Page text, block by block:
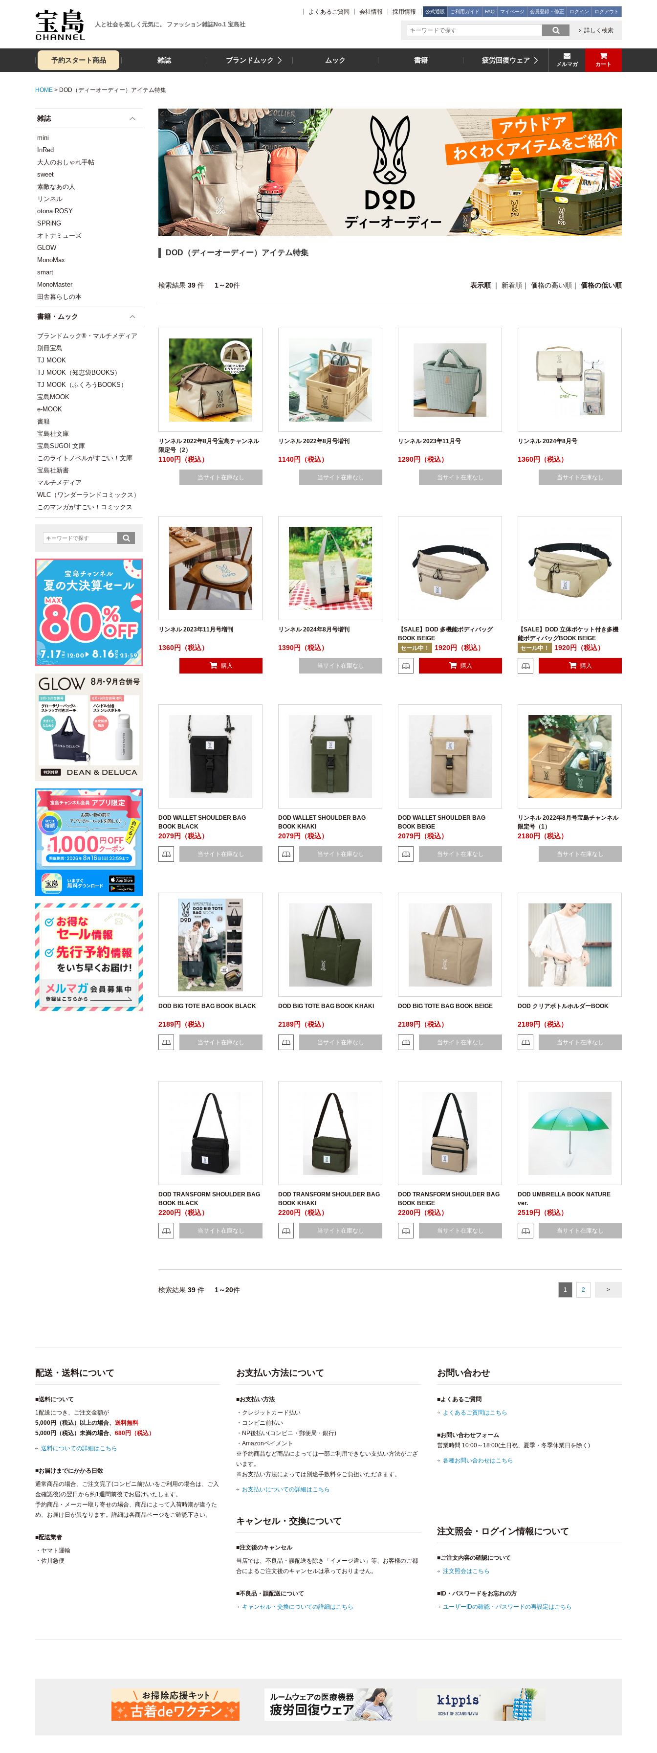
人と社会を楽しく元気に。 ファッション雑誌No.1 宝島社
よくあるご質問 会社情報 採用情報 公式通販 ご利用ガイド FAQ マイページ 会員登録・修正 ログイン ログアウト
詳しく検索
予約スタート商品 雑誌 ブランドムック ムック 書籍 疲労回復ウェア メルマガ カート
HOME > DOD（ディーオーディー）アイテム特集
雑誌
mini
InRed
大人のおしゃれ手帖
sweet
素敵なあの人
リンネル
otona ROSY
SPRiNG
オトナミューズ
GLOW
MonoMax
smart
MonoMaster
田舎暮らしの本
書籍・ムック
ブランドムック®・マルチメディア
別冊宝島
TJ MOOK
TJ MOOK（知恵袋BOOKS）
TJ MOOK（ふくろうBOOKS）
宝島MOOK
e-MOOK
書籍
宝島社文庫
宝島SUGOI 文庫
このライトノベルがすごい！文庫
宝島社新書
マルチメディア
WLC（ワンダーランドコミックス）
このマンガがすごい！コミックス
DOD（ディーオーディー）アイテム特集
検索結果 39 件 1～20件 表示順｜ 新着順 ｜ 価格の高い順 ｜ 価格の低い順
リンネル 2022年8月号宝島チャンネル
限定号（2）
1100円（税込）
当サイト在庫なし
リンネル 2022年8月号増刊
1140円（税込）
当サイト在庫なし
リンネル 2023年11月号
1290円（税込）
当サイト在庫なし
リンネル 2024年8月号
1360円（税込）
当サイト在庫なし
リンネル 2023年11月号増刊
1360円（税込）
購入
リンネル 2024年8月号増刊
1390円（税込）
当サイト在庫なし
【SALE】DOD 多機能ボディバッグ
BOOK BEIGE
セール中！
1920円（税込）
購入
【SALE】DOD 立体ポケット付き多機
能ボディバッグBOOK BEIGE
セール中！
1920円（税込）
購入
DOD WALLET SHOULDER BAG
BOOK BLACK
2079円（税込）
当サイト在庫なし
DOD WALLET SHOULDER BAG
BOOK KHAKI
2079円（税込）
当サイト在庫なし
DOD WALLET SHOULDER BAG
BOOK BEIGE
2079円（税込）
当サイト在庫なし
リンネル 2022年8月号宝島チャンネル
限定号（1）
2180円（税込）
当サイト在庫なし
DOD BIG TOTE BAG BOOK BLACK
2189円（税込）
当サイト在庫なし
DOD BIG TOTE BAG BOOK KHAKI
2189円（税込）
当サイト在庫なし
DOD BIG TOTE BAG BOOK BEIGE
2189円（税込）
当サイト在庫なし
DOD クリアボトルホルダーBOOK
2189円（税込）
当サイト在庫なし
DOD TRANSFORM SHOULDER BAG
BOOK BLACK
2200円（税込）
当サイト在庫なし
DOD TRANSFORM SHOULDER BAG
BOOK KHAKI
2200円（税込）
当サイト在庫なし
DOD TRANSFORM SHOULDER BAG
BOOK BEIGE
2200円（税込）
当サイト在庫なし
DOD UMBRELLA BOOK NATURE
ver.
2519円（税込）
当サイト在庫なし
検索結果 39 件 1～20件 1 2 >
配送・送料について
■送料について
1配送につき、ご注文金額が
5,000円（税込）以上の場合、 送料無料
5,000円（税込）未満の場合、 680円（税込）
送料についての詳細はこちら
■お届けまでにかかる日数
通常商品の場合、ご注文完了(コンビニ前払いをご利用の場合は、ご入
金確認後)の翌日から約1週間前後でお届けいたします。
予約商品・メーカー取り寄せの場合、商品によって入荷時期が違うた
め、お届け日が異なります。詳細は各商品ページをご確認下さい。
■配送業者
・ヤマト運輸
・佐川急便
お支払い方法について
■お支払い方法
・クレジットカード払い
・コンビニ前払い
・NP後払い(コンビニ・郵便局・銀行)
・Amazonペイメント
※予約商品など商品によっては一部ご利用できない支払い方法がござ
います。
※お支払い方法によっては別途手数料をご負担いただきます。
お支払いについての詳細はこちら
キャンセル・交換について
■注文後のキャンセル
当店では、不良品・誤配送を除き「イメージ違い」等、お客様のご都
合によるご注文後のキャンセルは承っておりません。
■不良品・誤配送について
キャンセル・交換についての詳細はこちら
お問い合わせ
■よくあるご質問
よくあるご質問はこちら
■お問い合わせフォーム
営業時間 10:00～18:00(土日祝、夏季・冬季休業日を除く)
各種お問い合わせはこちら
注文照会・ログイン情報について
■ご注文内容の確認について
注文照会はこちら
■ID・パスワードをお忘れの方
ユーザーIDの確認・パスワードの再設定はこちら